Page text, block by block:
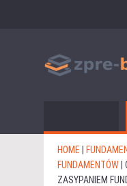
HOME
FUNDAMENTÓW
ZASYPANIEM